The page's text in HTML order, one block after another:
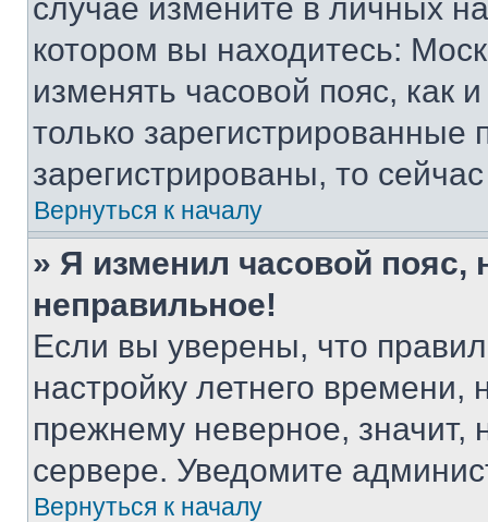
случае измените в личных
котором вы находитесь:
изменять часовой пояс, как
только
зарегистрированы, то
Вернуться к началу
» Я изменил часовой пояс,
неправильное!
Если вы уверены, что
настройку летнего
прежнему неверное, значит,
сервере. Уведомите
Вернуться к началу